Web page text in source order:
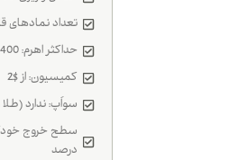
تعداد نمادهای
حداکثر اهرم: 400
کمیسیون: از $2
سواَپ: ندارد
درصد